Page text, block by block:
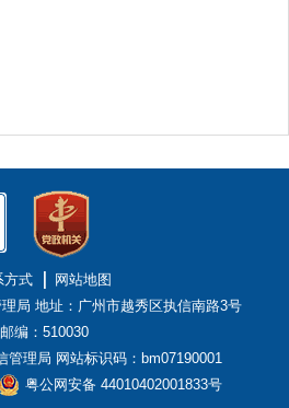
方式
网站地图
局 地址：广州市越秀区执信南路3号
邮编：510030
管理局 网站标识码：bm07190001
粤公网安备 44010402001833号